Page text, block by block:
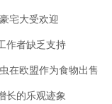
宅大受欢迎
作者缺乏支持
在欧盟作为食物出售
长的乐观迹象